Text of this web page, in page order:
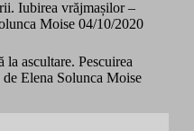
Iubirea vrăjmașilor –
Moise 04/10/2020
la ascultare. Pescuirea
Elena Solunca Moise